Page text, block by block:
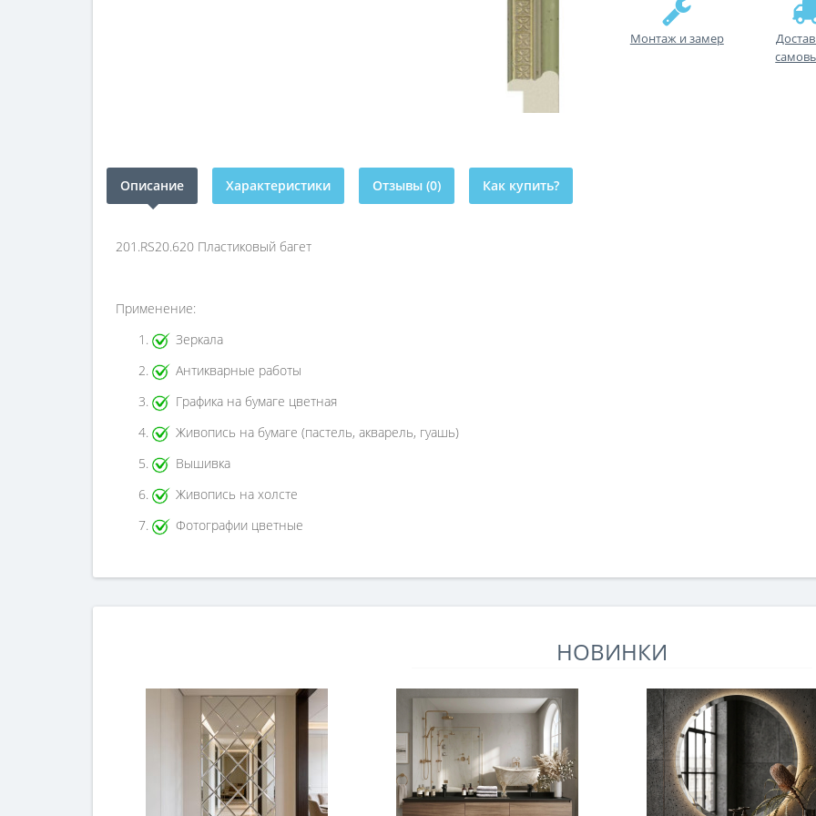
Монтаж и замер
Описание Характеристики Отзывы (0) Как купить?
201.RS20.620 Пластиковый багет
Применение:
Зеркала
Антикварные работы
Графика на бумаге цветная
Живопись на бумаге (пастель, акварель, гуашь)
Вышивка
Живопись на холсте
Фотографии цветные
НОВИНКИ